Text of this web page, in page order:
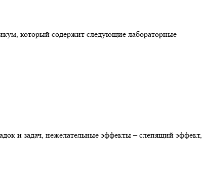
который содержит следующие лабораторные
и задач, нежелательные эффекты – слепящий эффект,